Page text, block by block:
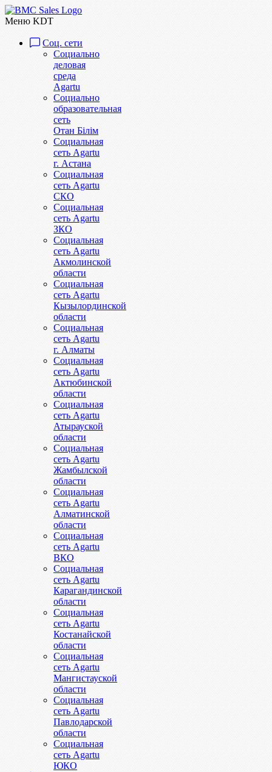
Меню KDT
Соц. сети
Социально
деловая
среда
Agartu
Социально
образовательная
сеть
Отан Бiлiм
Социальная
сеть Agartu
г. Астана
Социальная
сеть Agartu
СКО
Социальная
сеть Agartu
ЗКО
Социальная
сеть Agartu
Акмолинской
области
Социальная
сеть Agartu
Кызылординской
области
Социальная
сеть Agartu
г. Алматы
Социальная
сеть Agartu
Актюбинской
области
Социальная
сеть Agartu
Атырауской
области
Социальная
сеть Agartu
Жамбылской
области
Социальная
сеть Agartu
Алматинской
области
Социальная
сеть Agartu
ВКО
Социальная
сеть Agartu
Карагандинской
области
Социальная
сеть Agartu
Костанайской
области
Социальная
сеть Agartu
Мангистауской
области
Социальная
сеть Agartu
Павлодарской
области
Социальная
сеть Agartu
ЮКО